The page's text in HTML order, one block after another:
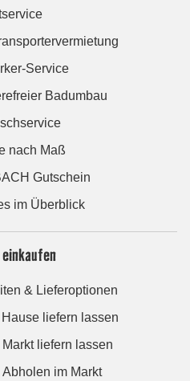
Service
Badumbau
nach Maß
Gutschein
im Überblick
& Lieferoptionen
liefern lassen
liefern lassen
im Markt